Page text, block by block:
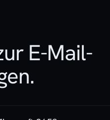
E-Mail-